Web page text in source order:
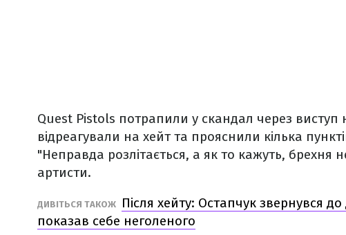
Quest Pistols потрапили у скандал через виступ
відреагували на хейт та прояснили кілька
"Неправда розлітається, а як то кажуть,
артисти.
ДИВІТЬСЯ ТАКОЖ
Після хейту: Остапчук звернувся
показав себе неголеного